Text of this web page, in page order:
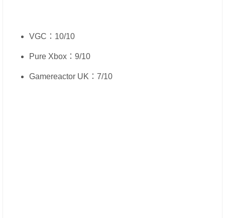
VGC：10/10
Pure Xbox：9/10
Gamereactor UK：7/10